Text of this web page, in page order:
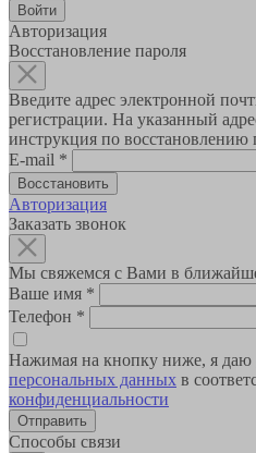
Авторизация
Восстановление пароля
Введите адрес электронной
регистрации. На указанный
инструкция по восстановлению
E-mail *
Авторизация
Заказать звонок
Мы свяжемся с Вами в
Ваше имя *
Телефон *
Нажимая на кнопку ниже, я даю
персональных данных в
конфиденциальности
Способы связи